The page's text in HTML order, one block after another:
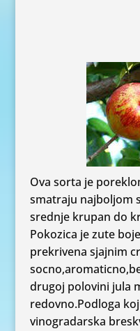
Ova sorta je
smatraju najboljom
srednje krupan do
Pokozica je zute
prekrivena sjajnim
drugoj polovini jula
redovno.Podloga
vinogradarska